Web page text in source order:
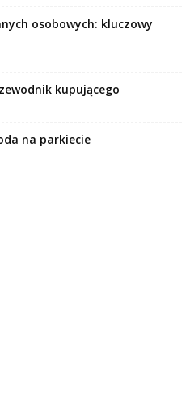
osobowych: kluczowy
kupującego
na parkiecie